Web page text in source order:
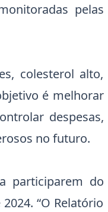
pelas
colesterol alto,
é melhorar
despesas,
no futuro.
participarem do
“O Relatório